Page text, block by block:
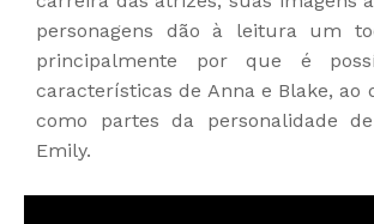
personagens dão à leitura um
principalmente por que é
características de Anna e Blake, ao
como partes da personalidade
Emily.